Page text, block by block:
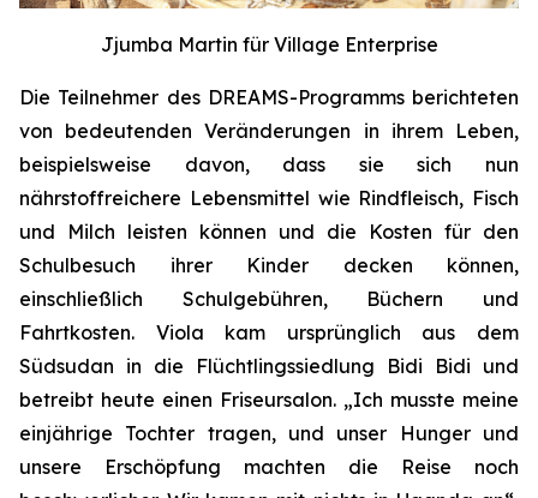
Jjumba Martin für Village Enterprise
Die Teilnehmer des DREAMS-Programms berichteten
von bedeutenden Veränderungen in ihrem Leben,
beispielsweise davon, dass sie sich nun
nährstoffreichere Lebensmittel wie Rindfleisch, Fisch
und Milch leisten können und die Kosten für den
Schulbesuch ihrer Kinder decken können,
einschließlich Schulgebühren, Büchern und
Fahrtkosten. Viola kam ursprünglich aus dem
Südsudan in die Flüchtlingssiedlung Bidi Bidi und
betreibt heute einen Friseursalon. „Ich musste meine
einjährige Tochter tragen, und unser Hunger und
unsere Erschöpfung machten die Reise noch